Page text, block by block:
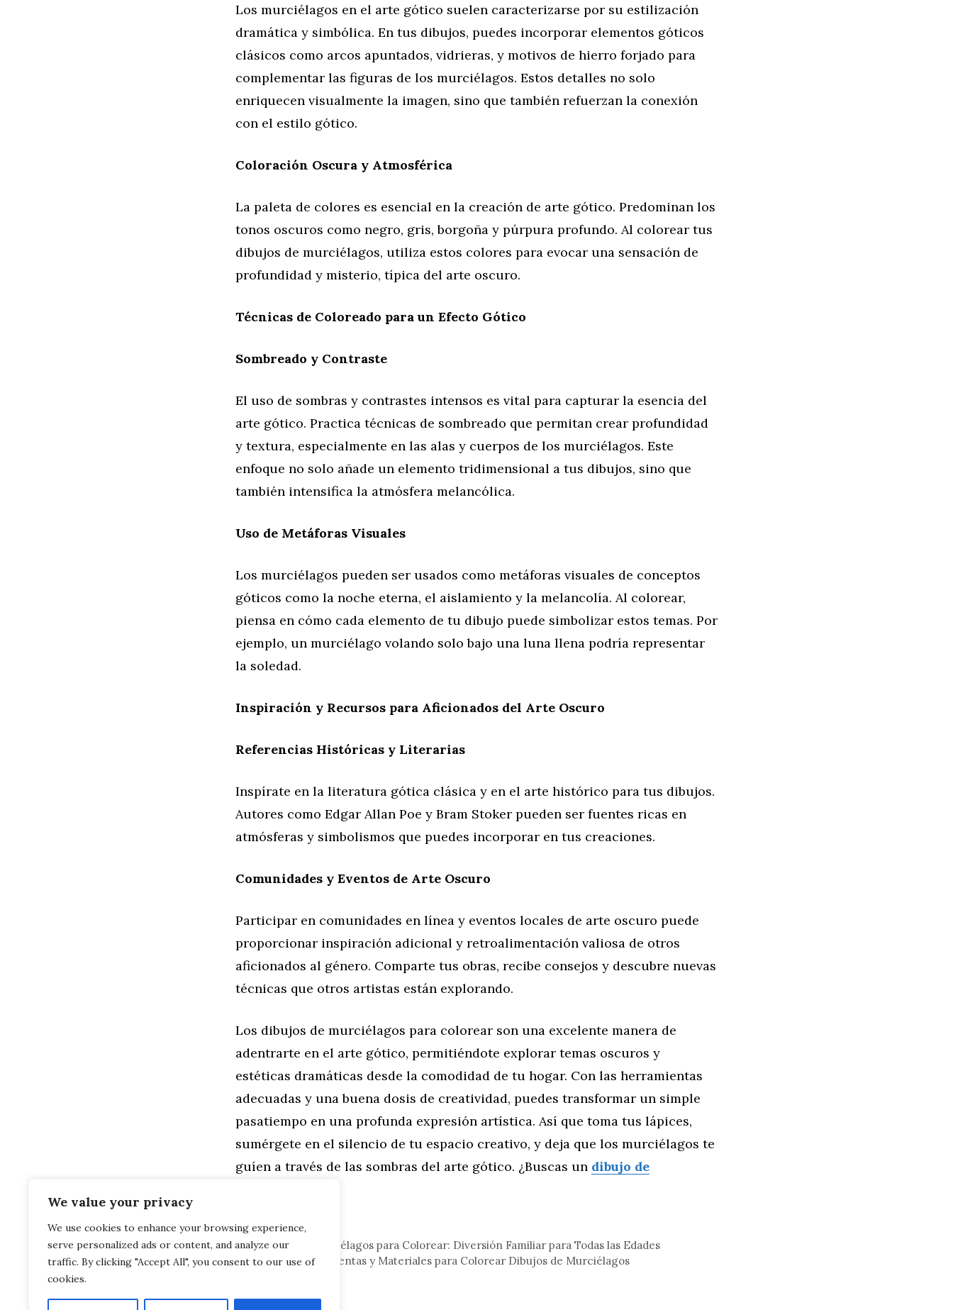
We value your privacy
We use cookies to enhance your browsing experience,
serve personalized ads or content, and analyze our
traffic. By clicking "Accept All", you consent to our use of
cookies.
Los murciélagos en el arte gótico suelen caracterizarse por su estilización
dramática y simbólica. En tus dibujos, puedes incorporar elementos góticos
clásicos como arcos apuntados, vidrieras, y motivos de hierro forjado para
complementar las figuras de los murciélagos. Estos detalles no solo
enriquecen visualmente la imagen, sino que también refuerzan la conexión
con el estilo gótico.
Coloración Oscura y Atmosférica
La paleta de colores es esencial en la creación de arte gótico. Predominan los
tonos oscuros como negro, gris, borgoña y púrpura profundo. Al colorear tus
dibujos de murciélagos, utiliza estos colores para evocar una sensación de
profundidad y misterio, típica del arte oscuro.
Técnicas de Coloreado para un Efecto Gótico
Sombreado y Contraste
El uso de sombras y contrastes intensos es vital para capturar la esencia del
arte gótico. Practica técnicas de sombreado que permitan crear profundidad
y textura, especialmente en las alas y cuerpos de los murciélagos. Este
enfoque no solo añade un elemento tridimensional a tus dibujos, sino que
también intensifica la atmósfera melancólica.
Uso de Metáforas Visuales
Los murciélagos pueden ser usados como metáforas visuales de conceptos
góticos como la noche eterna, el aislamiento y la melancolía. Al colorear,
piensa en cómo cada elemento de tu dibujo puede simbolizar estos temas. Por
ejemplo, un murciélago volando solo bajo una luna llena podría representar
la soledad.
Inspiración y Recursos para Aficionados del Arte Oscuro
Referencias Históricas y Literarias
Inspírate en la literatura gótica clásica y en el arte histórico para tus dibujos.
Autores como Edgar Allan Poe y Bram Stoker pueden ser fuentes ricas en
atmósferas y simbolismos que puedes incorporar en tus creaciones.
Comunidades y Eventos de Arte Oscuro
Participar en comunidades en línea y eventos locales de arte oscuro puede
proporcionar inspiración adicional y retroalimentación valiosa de otros
aficionados al género. Comparte tus obras, recibe consejos y descubre nuevas
técnicas que otros artistas están explorando.
Los dibujos de murciélagos para colorear son una excelente manera de
adentrarte en el arte gótico, permitiéndote explorar temas oscuros y
estéticas dramáticas desde la comodidad de tu hogar. Con las herramientas
adecuadas y una buena dosis de creatividad, puedes transformar un simple
pasatiempo en una profunda expresión artística. Así que toma tus lápices,
sumérgete en el silencio de tu espacio creativo, y deja que los murciélagos te
guíen a través de las sombras del arte gótico. ¿Buscas un dibujo de
Categorías
Familia,General
Dibujos de Murciélagos para Colorear: Diversión Familiar para Todas las Edades
Guía de Herramientas y Materiales para Colorear Dibujos de Murciélagos